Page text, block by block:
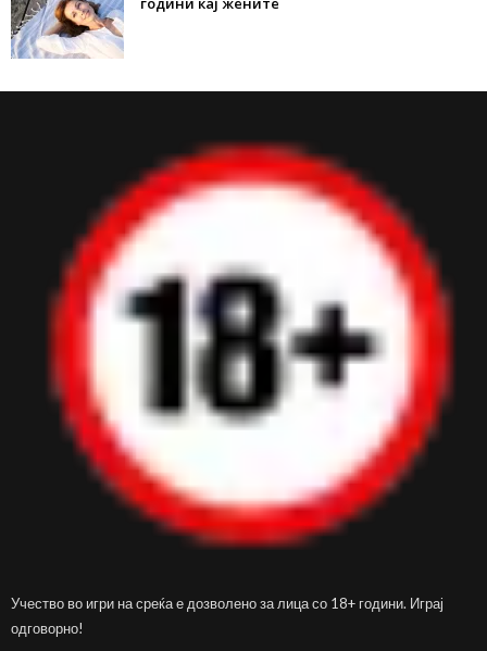
Учество во игри на среќа е дозволено за лица со 18+ години. Играј
одговорно!